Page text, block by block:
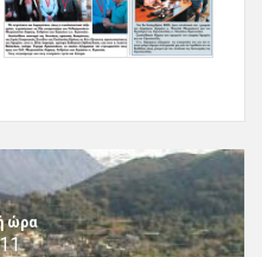
ώρα